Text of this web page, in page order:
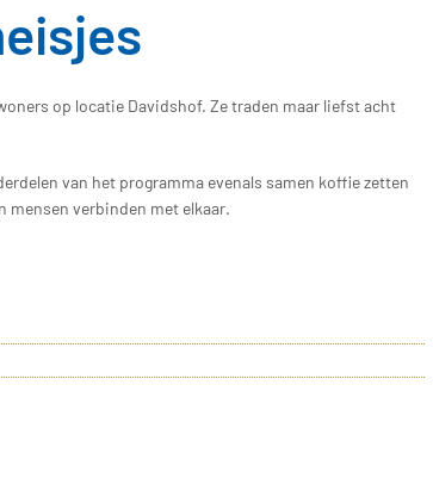
op locatie Davidshof. Ze traden maar liefst acht
van het programma evenals samen koffie zetten
mensen verbinden met elkaar.